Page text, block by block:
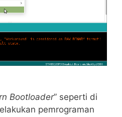
Bootloader” seperti di
pemrograman